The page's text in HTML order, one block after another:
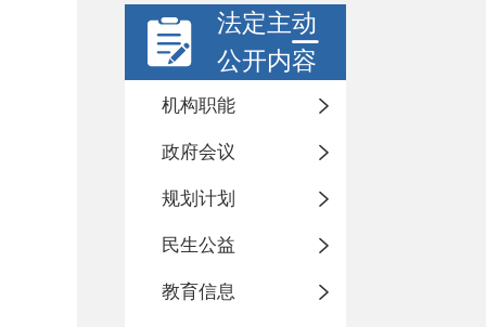
法定主动
公开内容
机构职能
政府会议
规划计划
民生公益
教育信息